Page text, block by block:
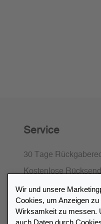
Service
30 Tage
Kostenlose
SSL-Verschlüsselung
Wir und unsere
Cookies, um Anzeigen
Wirksamkeit zu messen.
auch Daten durch